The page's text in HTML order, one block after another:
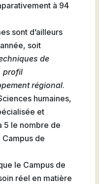
à 94
sont d’ailleurs
soit
de
profil
régional.
humaines,
et
5 le nombre de
de
le Campus de
réel en matière